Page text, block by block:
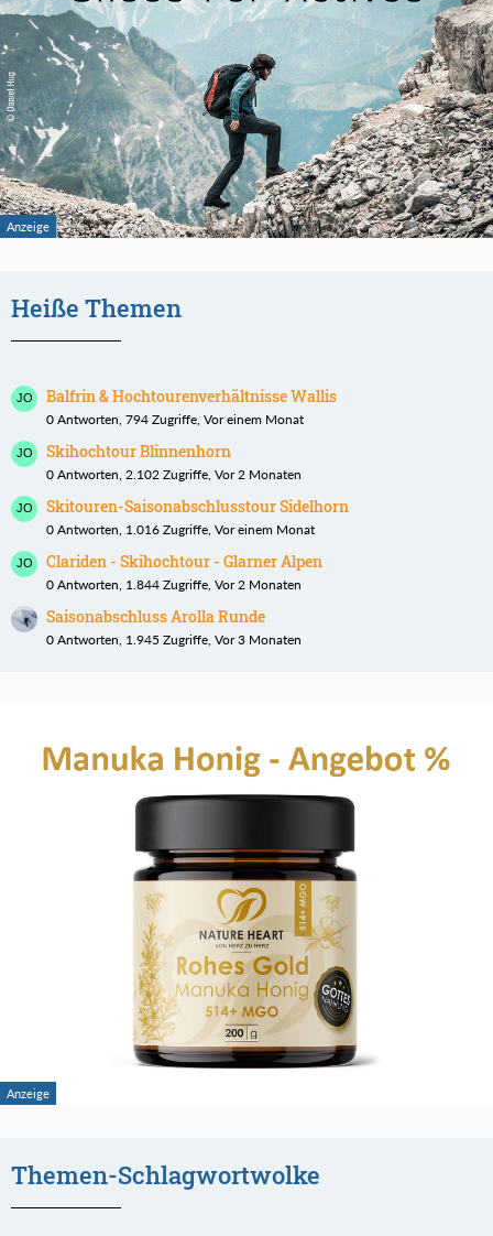
Heiße Themen
Balfrin & Hochtourenverhältnisse Wallis
0 Antworten, 794 Zugriffe, Vor einem Monat
Skihochtour Blinnenhorn
0 Antworten, 2.102 Zugriffe, Vor 2 Monaten
Skitouren-Saisonabschlusstour Sidelhorn
0 Antworten, 1.016 Zugriffe, Vor einem Monat
Clariden - Skihochtour - Glarner Alpen
0 Antworten, 1.844 Zugriffe, Vor 2 Monaten
Saisonabschluss Arolla Runde
0 Antworten, 1.945 Zugriffe, Vor 3 Monaten
Themen-Schlagwortwolke